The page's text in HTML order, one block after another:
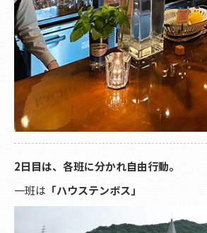
2日目は、各班に分かれ自由行動。
一班は 「ハウステンボス」